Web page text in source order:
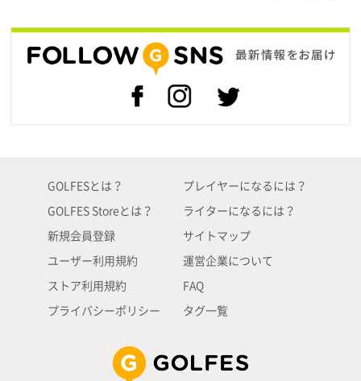
GOLFESとは？
GOLFES Storeとは？
新規会員登録
ユーザー利用規約
ストア利用規約
プライバシーポリシー
プレイヤーになるには？
ライターになるには？
サイトマップ
運営企業について
FAQ
タグ一覧